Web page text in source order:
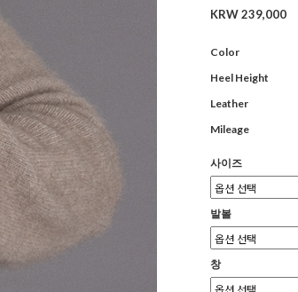
KRW 239,000
Color
Heel Height
Leather
Mileage
사이즈
발볼
창